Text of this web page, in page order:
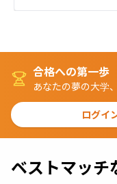
合格への第一歩
あなたの夢の大学
ログイ
ベストマッチ